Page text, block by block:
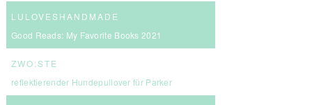
LULOVESHANDMADE
Good Reads: My Favorite Books 2021
ZWO:STE
reflektierender Hundepullover für Parker